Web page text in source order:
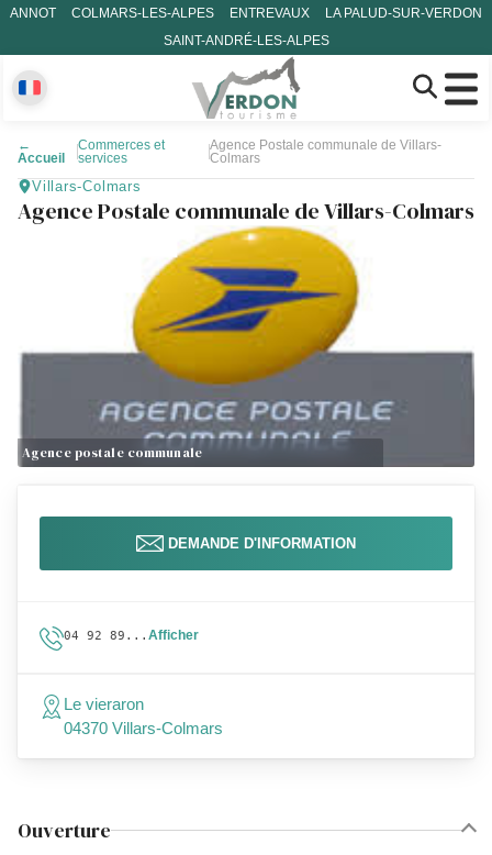
ANNOT COLMARS-LES-ALPES ENTREVAUX
LA PALUD-SUR-VERDON
SAINT-ANDRÉ-LES-ALPES
←
Accueil
Commerces et
services
Agence Postale communale de Villars-
Colmars
Villars-Colmars
Agence Postale communale de Villars-Colmars
Agence postale communale
Ouverture
DEMANDE D'INFORMATION
04 92 89... Afficher
Le vieraron
04370 Villars-Colmars